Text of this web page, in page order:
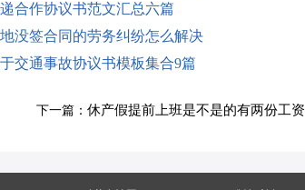
合作协议书范文汇总六篇
没签合同的劳务纠纷怎么解决
交通事故协议书模板集合9篇
下一篇： 休产假提前上班是不是的有两份工资